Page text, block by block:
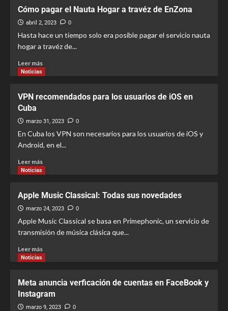
4
Cómo activar Apple Pay Cash en tu
iPhone
Cómo pagar el Nauta Hogar a travéz de EnZona
abril 2, 2023 0
Hasta hace un tiempo solo era posible pagar el servicio nauta
hogar a travéz de...
Leer más
Noticias
VPN recomendados para los usuarios de iOS en
Cuba
marzo 31, 2023 0
En Cuba los VPN son necesarios para los usuarios de iOS y
Android, en el...
Leer más
Noticias
Apple Music Classical: Todas sus novedades
marzo 24, 2023 0
Apple Music Classical se basa en Primephonic, un servicio de
transmisión de música clásica que...
Leer más
Noticias
Meta anuncia verficación de cuentas en FaceBook y
Instagram
marzo 9, 2023 0